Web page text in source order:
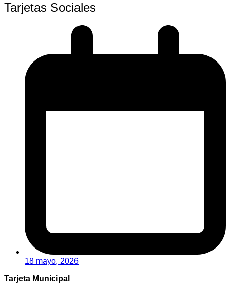
Tarjetas Sociales
18 mayo, 2026
Tarjeta Municipal